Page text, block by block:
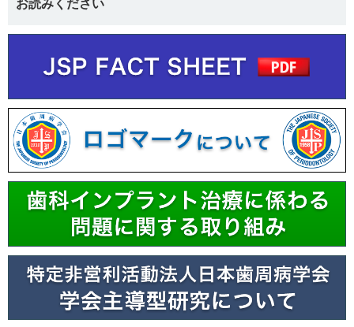
お読みください